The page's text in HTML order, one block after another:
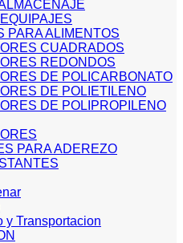
PARA ALIMENTOS
CUADRADOS
REDONDOS
DE POLICARBONATO
DE POLIETILENO
DE POLIPROPILENO
PARA ADEREZO
y Transportacion